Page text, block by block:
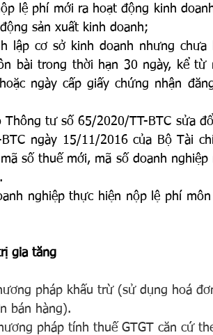
lệ phí mới ra hoạt động kinh
sản xuất kinh doanh;
lập cơ sở kinh doanh nhưng chưa
bài trong thời hạn 30 ngày, kể từ
ngày cấp giấy chứng nhận
tư số 65/2020/TT-BTC sửa
ngày 15/11/2016 của Bộ Tài
số thuế mới, mã số doanh nghiệp
nghiệp thực hiện nộp lệ phí
gia tăng
pháp khấu trừ (sử dụng hoá
bán hàng).
pháp tính thuế GTGT căn cứ